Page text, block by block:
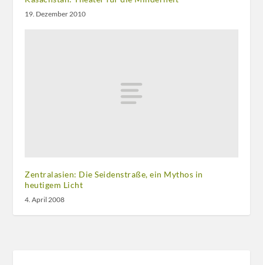
19. Dezember 2010
Zentralasien: Die Seidenstraße, ein Mythos in
heutigem Licht
4. April 2008